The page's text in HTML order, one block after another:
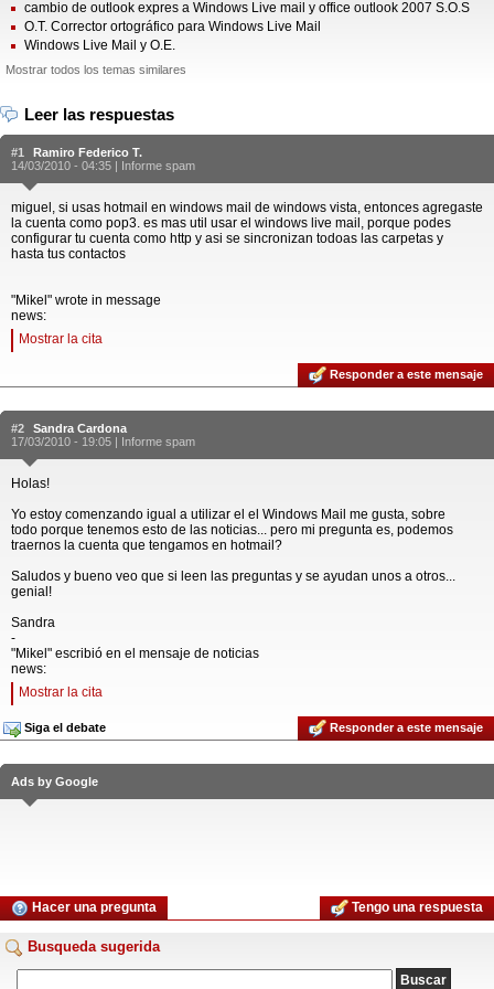
cambio de outlook expres a Windows Live mail y office outlook 2007 S.O.S
O.T. Corrector ortográfico para Windows Live Mail
Windows Live Mail y O.E.
Mostrar todos los temas similares
Leer las respuestas
#1
Ramiro Federico T.
14/03/2010 - 04:35 | Informe spam
miguel, si usas hotmail en windows mail de windows vista, entonces agregaste
la cuenta como pop3. es mas util usar el windows live mail, porque podes
configurar tu cuenta como http y asi se sincronizan todoas las carpetas y
hasta tus contactos
"Mikel" wrote in message
news:
Mostrar la cita
Responder a este mensaje
#2
Sandra Cardona
17/03/2010 - 19:05 | Informe spam
Holas!
Yo estoy comenzando igual a utilizar el el Windows Mail me gusta, sobre
todo porque tenemos esto de las noticias... pero mi pregunta es, podemos
traernos la cuenta que tengamos en hotmail?
Saludos y bueno veo que si leen las preguntas y se ayudan unos a otros...
genial!
Sandra
-
"Mikel" escribió en el mensaje de noticias
news:
Mostrar la cita
Siga el debate Responder a este mensaje
Ads by Google
Hacer una pregunta Tengo una respuesta
Busqueda sugerida